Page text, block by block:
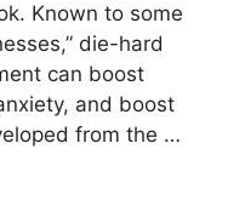
Known to some
die-hard
can boost
and boost
from the …